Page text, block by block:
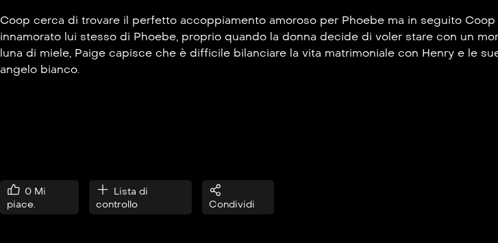
Coop cerca di trovare il perfetto accoppiamento amoroso per Phoebe ma in seguito
innamorato lui stesso di Phoebe, proprio quando la donna decide di voler stare con un
luna di miele, Paige capisce che è difficile bilanciare la vita matrimoniale con Henry e le
angelo bianco.
0 Mi
piace.
Lista di
controllo
Condividi